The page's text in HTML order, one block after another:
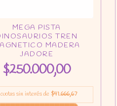
$250.000,00
cuotas sin interés de $41.666,67